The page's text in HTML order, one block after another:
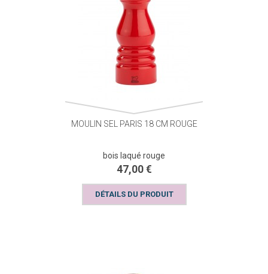
MOULIN SEL PARIS 18 CM ROUGE
bois laqué rouge
47,00 €
DÉTAILS DU PRODUIT